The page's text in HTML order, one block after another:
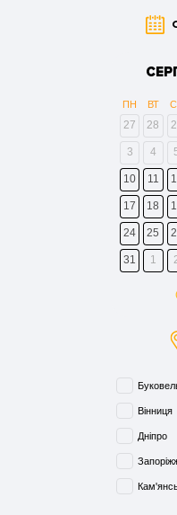
ПН ВТ
27 28
3 4
10 11
17 18
24 25
31 1
Вінниця
Дніпро